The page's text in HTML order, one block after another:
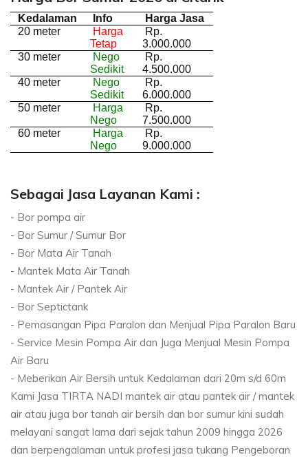
Kedalaman Info
Harga Jasa
20 meter
Harga
Tetap
Rp.
3.000.000
30 meter
Nego
Sedikit
Rp.
4.500.000
40 meter
Nego
Sedikit
Rp.
6.000.000
50 meter
Harga
Nego
Rp.
7.500.000
60 meter
Harga
Nego
Rp.
9.000.000
Sebagai Jasa Layanan Kami :
- Bor pompa air
- Bor Sumur / Sumur Bor
- Bor Mata Air Tanah
- Mantek Mata Air Tanah
- Mantek Air / Pantek Air
- Bor Septictank
- Pemasangan Pipa Paralon dan Menjual Pipa Paralon Baru
- Service Mesin Pompa Air dan Juga Menjual Mesin Pompa
Air Baru
- Meberikan Air Bersih untuk Kedalaman dari 20m s/d 60m
Kami Jasa TIRTA NADI mantek air atau pantek air / mantek
air atau juga bor tanah air bersih dan bor sumur kini sudah
melayani sangat lama dari sejak tahun 2009 hingga 2026
dan berpengalaman untuk profesi jasa tukang Pengeboran